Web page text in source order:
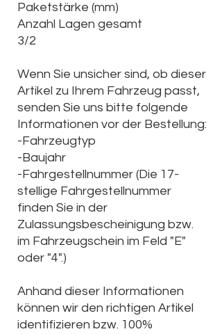
Paketstärke (mm)
Anzahl Lagen gesamt
3/2
Wenn Sie unsicher sind, ob dieser
Artikel zu Ihrem Fahrzeug passt,
senden Sie uns bitte folgende
Informationen vor der Bestellung:
-Fahrzeugtyp
-Baujahr
-Fahrgestellnummer (Die 17-
stellige Fahrgestellnummer
finden Sie in der
Zulassungsbescheinigung bzw.
im Fahrzeugschein im Feld "E"
oder "4".)
Anhand dieser Informationen
können wir den richtigen Artikel
identifizieren bzw. 100%